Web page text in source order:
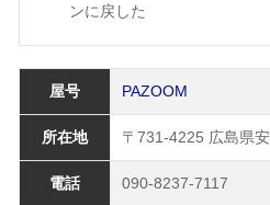
ンに戻した
屋号 PAZOOM
所在地 〒731-4225 広島県
電話 090-8237-7117